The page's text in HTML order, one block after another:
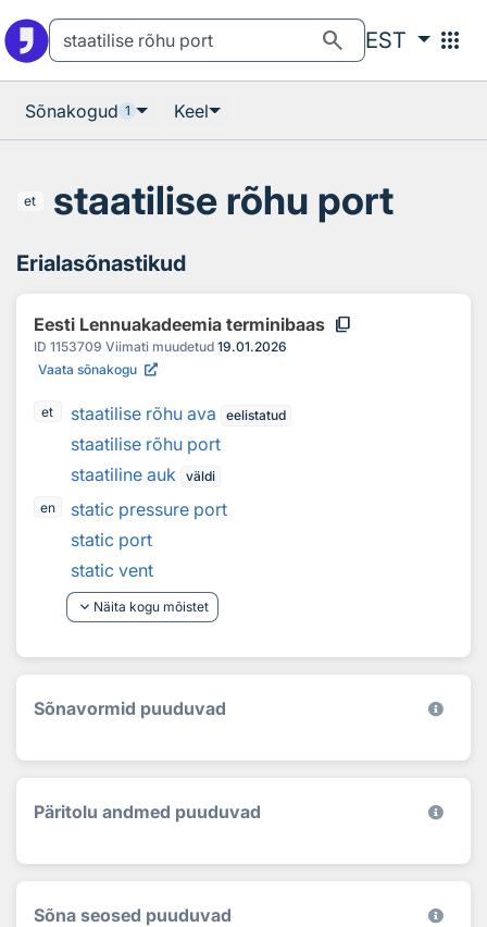
search EST apps
Sõnakogud 1 Keel
et staatilise rõhu port
Erialasõnastikud
Eesti Lennuakadeemia terminibaas content_copy
ID 1153709 Viimati muudetud 19.01.2026
Vaata sõnakogu
et staatilise rõhu ava eelistatud
staatilise rõhu port
staatiline auk väldi
en
static pressure port
static port
static vent
keyboard_arrow_down Näita kogu mõistet
Sõnavormid puuduvad
Päritolu andmed puuduvad
Sõna seosed puuduvad